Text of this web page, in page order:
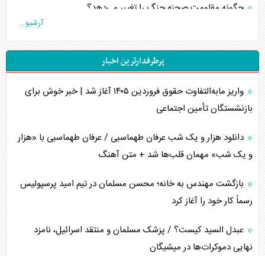
چگونه مقاومت صحنه جنگ را تغییر می‌دهد؟
جنگ رمضان و معضل حضور نظامیان آمریکایی
تحلیل جامع پدیده تراستی‌ها
تأثیر جنگ ایران و آمریکا بر اقتصاد جهانی
اربعین، کابوس مشترک تل‌آویو-واشنگتن
برنامه هفتم توسعه در نقطه کور سیاستگذاری
اوکراین بازوی مخرب آمریکا در غرب آسیا
آرشیو...
پرطرفدارترین اخبار
واریز مابه‌التفاوت حقوق فروردین ۱۴۰۵ آغاز شد | خبر خوش برای
بازنشستگان تأمین اجتماعی
دانلود هزار و یک شب عرفان طهماسبی / عرفان طهماسبی با «هزار
و یک شب» مهمان قلب‌ها شد + متن آهنگ
بازگشت مهندس به خانه؛ محسن مسلمان در تیم امید پرسپولیس
رسماً کار خود را آغاز کرد
عبدل السید کیست؟ / پزشک مسلمان و منتقد اسرائیل، نامزد
نهایی دموکرات‌ها در میشیگان